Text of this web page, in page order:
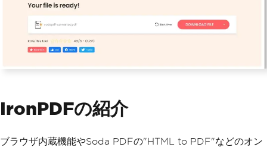
IronPDFの紹介
ブラウザ内蔵機能やSoda PDFの"HTML to PDF"などのオン